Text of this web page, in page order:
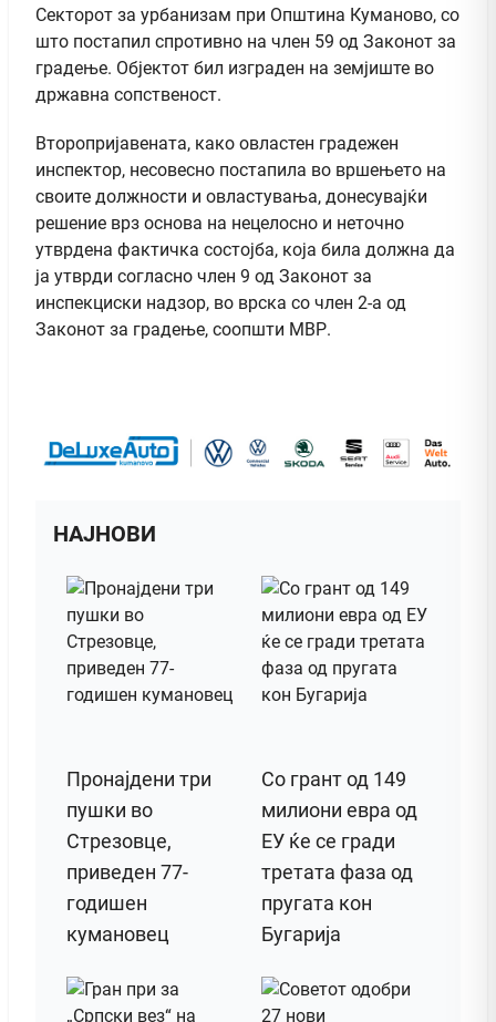
Секторот за урбанизам при Општина Куманово, со
што постапил спротивно на член 59 од Законот за
градење. Објектот бил изграден на земјиште во
државна сопственост.
Второпријавената, како овластен градежен
инспектор, несовесно постапила во вршењето на
своите должности и овластувања, донесувајќи
решение врз основа на нецелосно и неточно
утврдена фактичка состојба, која била должна да
ја утврди согласно член 9 од Законот за
инспекциски надзор, во врска со член 2-а од
Законот за градење, соопшти МВР.
НАЈНОВИ
Пронајдени три
пушки во
Стрезовце,
приведен 77-
годишен
кумановец
Со грант од 149
милиони евра од
ЕУ ќе се гради
третата фаза од
пругата кон
Бугарија